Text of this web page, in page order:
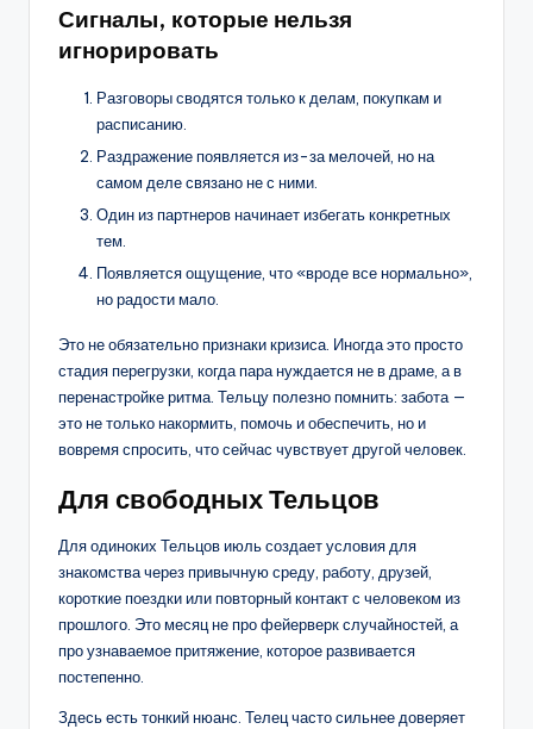
Сигналы, которые нельзя
игнорировать
Разговоры сводятся только к делам, покупкам и
расписанию.
Раздражение появляется из-за мелочей, но на
самом деле связано не с ними.
Один из партнеров начинает избегать конкретных
тем.
Появляется ощущение, что «вроде все нормально»,
но радости мало.
Это не обязательно признаки кризиса. Иногда это просто
стадия перегрузки, когда пара нуждается не в драме, а в
перенастройке ритма. Тельцу полезно помнить: забота —
это не только накормить, помочь и обеспечить, но и
вовремя спросить, что сейчас чувствует другой человек.
Для свободных Тельцов
Для одиноких Тельцов июль создает условия для
знакомства через привычную среду, работу, друзей,
короткие поездки или повторный контакт с человеком из
прошлого. Это месяц не про фейерверк случайностей, а
про узнаваемое притяжение, которое развивается
постепенно.
Здесь есть тонкий нюанс. Телец часто сильнее доверяет